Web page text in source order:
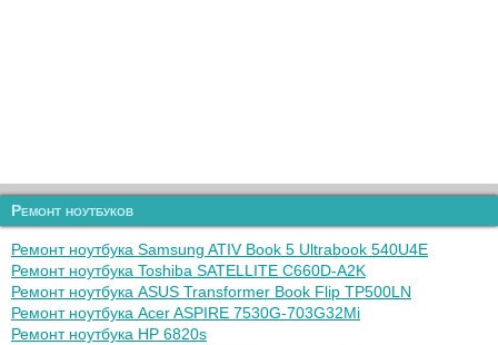
Ремонт ноутбуков
Ремонт ноутбука Samsung ATIV Book 5 Ultrabook 540U4E
Ремонт ноутбука Toshiba SATELLITE C660D-A2K
Ремонт ноутбука ASUS Transformer Book Flip TP500LN
Ремонт ноутбука Acer ASPIRE 7530G-703G32Mi
Ремонт ноутбука HP 6820s